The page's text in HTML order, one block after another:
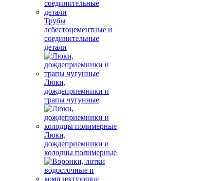
Трубы
асбестоцементные и
соединительные
детали
Люки,
дождеприемники и
трапы чугунные
Люки,
дождеприемники и
колодцы полимерные